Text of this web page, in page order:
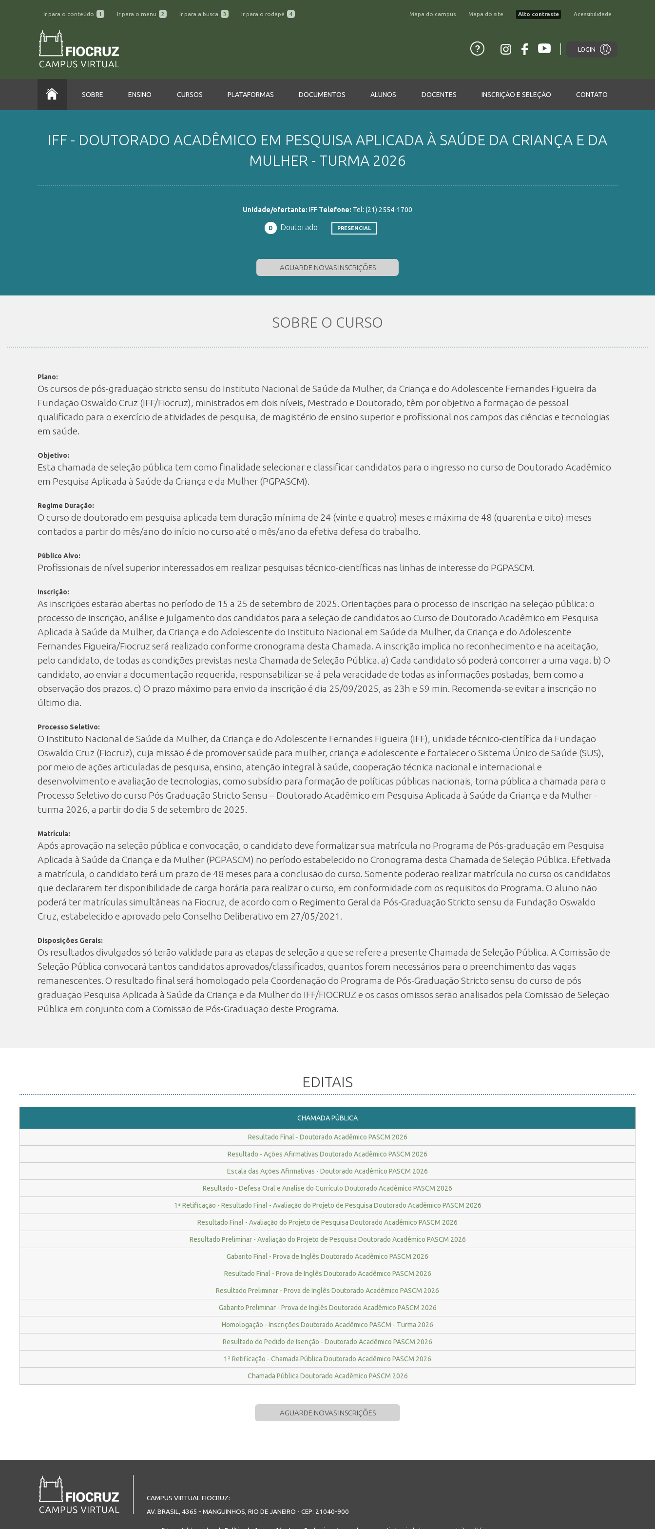
Ir para o conteúdo 1 Ir para o menu 2 Ir para a busca 3 Ir para o rodapé 4 Mapa do campus Mapa do site Alto contraste Acessibilidade
LOGIN
SOBRE ENSINO CURSOS PLATAFORMAS DOCUMENTOS ALUNOS DOCENTES INSCRIÇÃO E SELEÇÃO CONTATO
IFF - DOUTORADO ACADÊMICO EM PESQUISA APLICADA À SAÚDE DA CRIANÇA E DA
MULHER - TURMA 2026
Unidade/ofertante: IFF Telefone: Tel: (21) 2554-1700
D Doutorado PRESENCIAL
AGUARDE NOVAS INSCRIÇÕES
SOBRE O CURSO
Plano:
Os cursos de pós-graduação stricto sensu do Instituto Nacional de Saúde da Mulher, da Criança e do Adolescente Fernandes Figueira da
Fundação Oswaldo Cruz (IFF/Fiocruz), ministrados em dois níveis, Mestrado e Doutorado, têm por objetivo a formação de pessoal
qualificado para o exercício de atividades de pesquisa, de magistério de ensino superior e profissional nos campos das ciências e tecnologias
em saúde.
Objetivo:
Esta chamada de seleção pública tem como finalidade selecionar e classificar candidatos para o ingresso no curso de Doutorado Acadêmico
em Pesquisa Aplicada à Saúde da Criança e da Mulher (PGPASCM).
Regime Duração:
O curso de doutorado em pesquisa aplicada tem duração mínima de 24 (vinte e quatro) meses e máxima de 48 (quarenta e oito) meses
contados a partir do mês/ano do início no curso até o mês/ano da efetiva defesa do trabalho.
Público Alvo:
Profissionais de nível superior interessados em realizar pesquisas técnico-científicas nas linhas de interesse do PGPASCM.
Inscrição:
As inscrições estarão abertas no período de 15 a 25 de setembro de 2025. Orientações para o processo de inscrição na seleção pública: o
processo de inscrição, análise e julgamento dos candidatos para a seleção de candidatos ao Curso de Doutorado Acadêmico em Pesquisa
Aplicada à Saúde da Mulher, da Criança e do Adolescente do Instituto Nacional em Saúde da Mulher, da Criança e do Adolescente
Fernandes Figueira/Fiocruz será realizado conforme cronograma desta Chamada. A inscrição implica no reconhecimento e na aceitação,
pelo candidato, de todas as condições previstas nesta Chamada de Seleção Pública. a) Cada candidato só poderá concorrer a uma vaga. b) O
candidato, ao enviar a documentação requerida, responsabilizar-se-á pela veracidade de todas as informações postadas, bem como a
observação dos prazos. c) O prazo máximo para envio da inscrição é dia 25/09/2025, as 23h e 59 min. Recomenda-se evitar a inscrição no
último dia.
Processo Seletivo:
O Instituto Nacional de Saúde da Mulher, da Criança e do Adolescente Fernandes Figueira (IFF), unidade técnico-científica da Fundação
Oswaldo Cruz (Fiocruz), cuja missão é de promover saúde para mulher, criança e adolescente e fortalecer o Sistema Único de Saúde (SUS),
por meio de ações articuladas de pesquisa, ensino, atenção integral à saúde, cooperação técnica nacional e internacional e
desenvolvimento e avaliação de tecnologias, como subsídio para formação de políticas públicas nacionais, torna pública a chamada para o
Processo Seletivo do curso Pós Graduação Stricto Sensu – Doutorado Acadêmico em Pesquisa Aplicada à Saúde da Criança e da Mulher -
turma 2026, a partir do dia 5 de setembro de 2025.
Matrícula:
Após aprovação na seleção pública e convocação, o candidato deve formalizar sua matrícula no Programa de Pós-graduação em Pesquisa
Aplicada à Saúde da Criança e da Mulher (PGPASCM) no período estabelecido no Cronograma desta Chamada de Seleção Pública. Efetivada
a matrícula, o candidato terá um prazo de 48 meses para a conclusão do curso. Somente poderão realizar matrícula no curso os candidatos
que declararem ter disponibilidade de carga horária para realizar o curso, em conformidade com os requisitos do Programa. O aluno não
poderá ter matrículas simultâneas na Fiocruz, de acordo com o Regimento Geral da Pós-Graduação Stricto sensu da Fundação Oswaldo
Cruz, estabelecido e aprovado pelo Conselho Deliberativo em 27/05/2021.
Disposições Gerais:
Os resultados divulgados só terão validade para as etapas de seleção a que se refere a presente Chamada de Seleção Pública. A Comissão de
Seleção Pública convocará tantos candidatos aprovados/classificados, quantos forem necessários para o preenchimento das vagas
remanescentes. O resultado final será homologado pela Coordenação do Programa de Pós-Graduação Stricto sensu do curso de pós
graduação Pesquisa Aplicada à Saúde da Criança e da Mulher do IFF/FIOCRUZ e os casos omissos serão analisados pela Comissão de Seleção
Pública em conjunto com a Comissão de Pós-Graduação deste Programa.
EDITAIS
CHAMADA PÚBLICA
Resultado Final - Doutorado Acadêmico PASCM 2026
Resultado - Ações Afirmativas Doutorado Acadêmico PASCM 2026
Escala das Ações Afirmativas - Doutorado Acadêmico PASCM 2026
Resultado - Defesa Oral e Analise do Currículo Doutorado Acadêmico PASCM 2026
1ª Retificação - Resultado Final - Avaliação do Projeto de Pesquisa Doutorado Acadêmico PASCM 2026
Resultado Final - Avaliação do Projeto de Pesquisa Doutorado Acadêmico PASCM 2026
Resultado Preliminar - Avaliação do Projeto de Pesquisa Doutorado Acadêmico PASCM 2026
Gabarito Final - Prova de Inglês Doutorado Acadêmico PASCM 2026
Resultado Final - Prova de Inglês Doutorado Acadêmico PASCM 2026
Resultado Preliminar - Prova de Inglês Doutorado Acadêmico PASCM 2026
Gabarito Preliminar - Prova de Inglês Doutorado Acadêmico PASCM 2026
Homologação - Inscrições Doutorado Acadêmico PASCM - Turma 2026
Resultado do Pedido de Isenção - Doutorado Acadêmico PASCM 2026
1ª Retificação - Chamada Pública Doutorado Acadêmico PASCM 2026
Chamada Pública Doutorado Acadêmico PASCM 2026
AGUARDE NOVAS INSCRIÇÕES
CAMPUS VIRTUAL FIOCRUZ:
AV. BRASIL, 4365 - MANGUINHOS, RIO DE JANEIRO - CEP: 21040-900